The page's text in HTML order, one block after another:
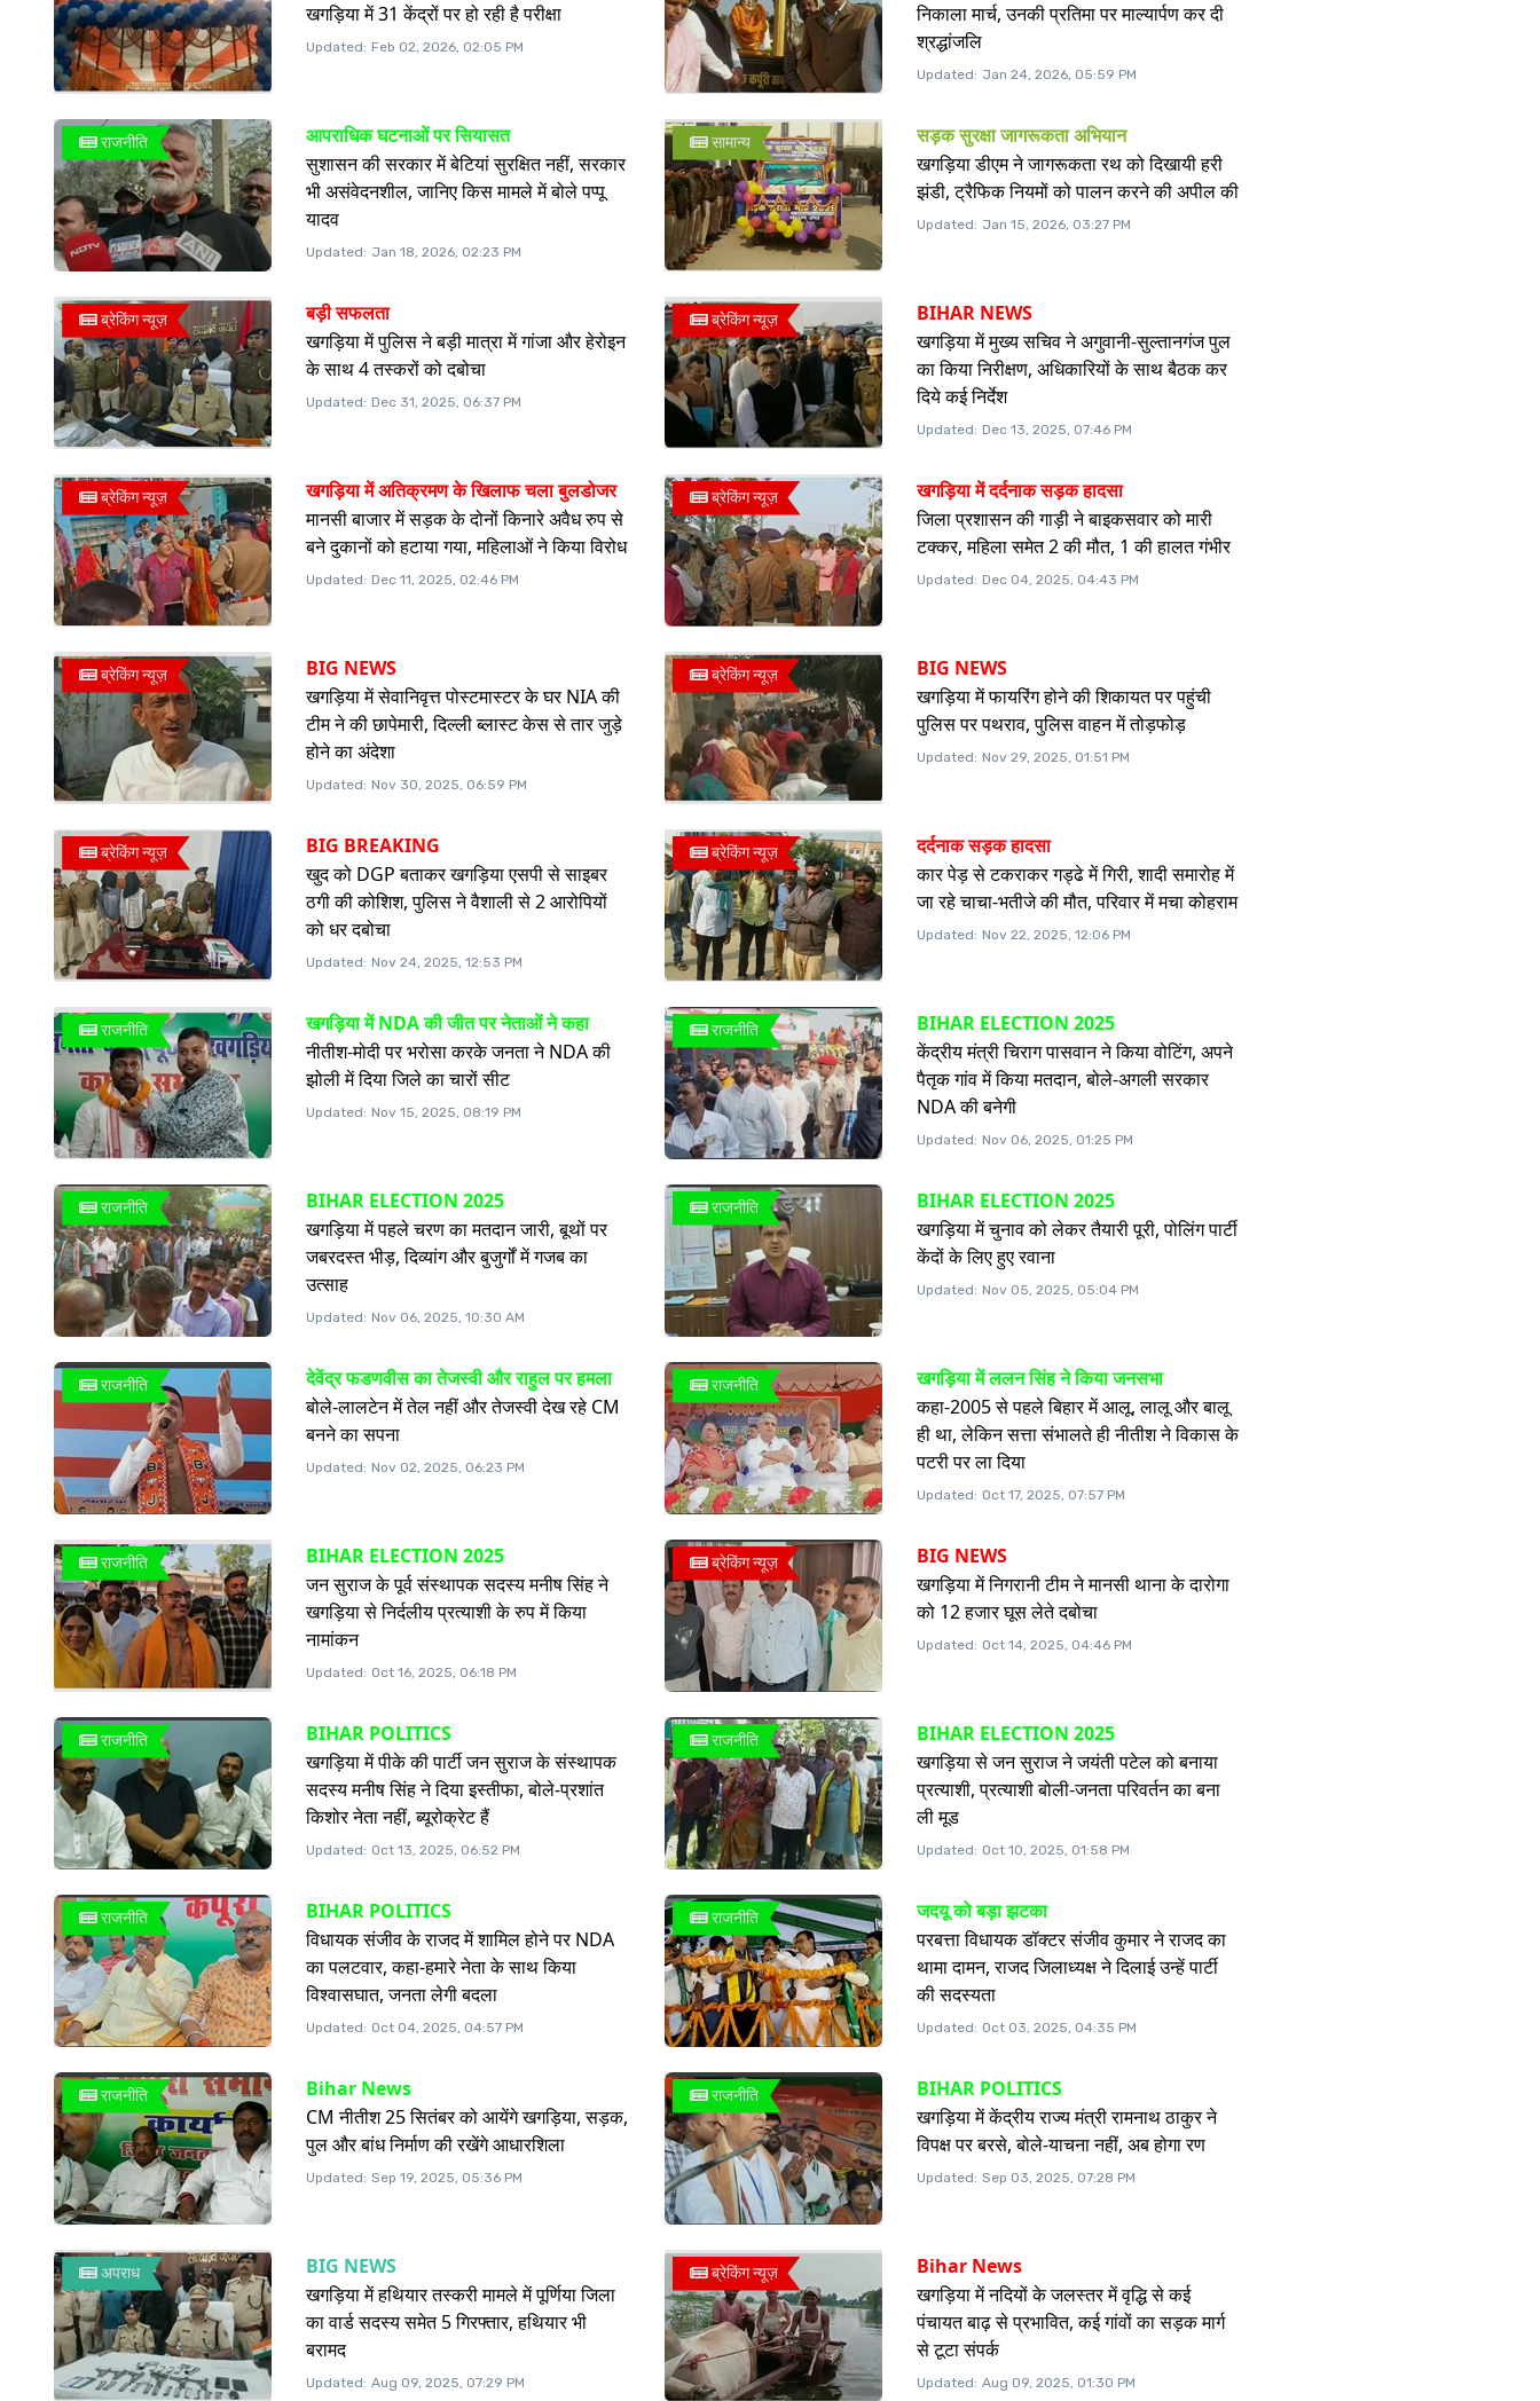
खगड़िया में 31 केंद्रों पर हो रही है परीक्षा
Updated: Feb 02, 2026, 02:05 PM
निकाला मार्च, उनकी प्रतिमा पर माल्यार्पण कर दी
श्रद्धांजलि
Updated: Jan 24, 2026, 05:59 PM
राजनीति
आपराधिक घटनाओं पर सियासत
सुशासन की सरकार में बेटियां सुरक्षित नहीं, सरकार
भी असंवेदनशील, जानिए किस मामले में बोले पप्पू
यादव
Updated: Jan 18, 2026, 02:23 PM
सामान्य
सड़क सुरक्षा जागरूकता अभियान
खगड़िया डीएम ने जागरूकता रथ को दिखायी हरी
झंडी, ट्रैफिक नियमों को पालन करने की अपील की
Updated: Jan 15, 2026, 03:27 PM
ब्रेकिंग न्यूज़
बड़ी सफलता
खगड़िया में पुलिस ने बड़ी मात्रा में गांजा और हेरोइन
के साथ 4 तस्करों को दबोचा
Updated: Dec 31, 2025, 06:37 PM
ब्रेकिंग न्यूज़
BIHAR NEWS
खगड़िया में मुख्य सचिव ने अगुवानी-सुल्तानगंज पुल
का किया निरीक्षण, अधिकारियों के साथ बैठक कर
दिये कई निर्देश
Updated: Dec 13, 2025, 07:46 PM
ब्रेकिंग न्यूज़
खगड़िया में अतिक्रमण के खिलाफ चला बुलडोजर
मानसी बाजार में सड़क के दोनों किनारे अवैध रुप से
बने दुकानों को हटाया गया, महिलाओं ने किया विरोध
Updated: Dec 11, 2025, 02:46 PM
ब्रेकिंग न्यूज़
खगड़िया में दर्दनाक सड़क हादसा
जिला प्रशासन की गाड़ी ने बाइकसवार को मारी
टक्कर, महिला समेत 2 की मौत, 1 की हालत गंभीर
Updated: Dec 04, 2025, 04:43 PM
ब्रेकिंग न्यूज़
BIG NEWS
खगड़िया में सेवानिवृत्त पोस्टमास्टर के घर NIA की
टीम ने की छापेमारी, दिल्ली ब्लास्ट केस से तार जुड़े
होने का अंदेशा
Updated: Nov 30, 2025, 06:59 PM
ब्रेकिंग न्यूज़
BIG NEWS
खगड़िया में फायरिंग होने की शिकायत पर पहुंची
पुलिस पर पथराव, पुलिस वाहन में तोड़फोड़
Updated: Nov 29, 2025, 01:51 PM
ब्रेकिंग न्यूज़
BIG BREAKING
खुद को DGP बताकर खगड़िया एसपी से साइबर
ठगी की कोशिश, पुलिस ने वैशाली से 2 आरोपियों
को धर दबोचा
Updated: Nov 24, 2025, 12:53 PM
ब्रेकिंग न्यूज़
दर्दनाक सड़क हादसा
कार पेड़ से टकराकर गड्ढे में गिरी, शादी समारोह में
जा रहे चाचा-भतीजे की मौत, परिवार में मचा कोहराम
Updated: Nov 22, 2025, 12:06 PM
राजनीति
खगड़िया में NDA की जीत पर नेताओं ने कहा
नीतीश-मोदी पर भरोसा करके जनता ने NDA की
झोली में दिया जिले का चारों सीट
Updated: Nov 15, 2025, 08:19 PM
राजनीति
BIHAR ELECTION 2025
केंद्रीय मंत्री चिराग पासवान ने किया वोटिंग, अपने
पैतृक गांव में किया मतदान, बोले-अगली सरकार
NDA की बनेगी
Updated: Nov 06, 2025, 01:25 PM
राजनीति
BIHAR ELECTION 2025
खगड़िया में पहले चरण का मतदान जारी, बूथों पर
जबरदस्त भीड़, दिव्यांग और बुजुर्गों में गजब का
उत्साह
Updated: Nov 06, 2025, 10:30 AM
राजनीति
BIHAR ELECTION 2025
खगड़िया में चुनाव को लेकर तैयारी पूरी, पोलिंग पार्टी
केंदों के लिए हुए रवाना
Updated: Nov 05, 2025, 05:04 PM
राजनीति
देवेंद्र फडणवीस का तेजस्वी और राहुल पर हमला
बोले-लालटेन में तेल नहीं और तेजस्वी देख रहे CM
बनने का सपना
Updated: Nov 02, 2025, 06:23 PM
राजनीति
खगड़िया में ललन सिंह ने किया जनसभा
कहा-2005 से पहले बिहार में आलू, लालू और बालू
ही था, लेकिन सत्ता संभालते ही नीतीश ने विकास के
पटरी पर ला दिया
Updated: Oct 17, 2025, 07:57 PM
राजनीति
BIHAR ELECTION 2025
जन सुराज के पूर्व संस्थापक सदस्य मनीष सिंह ने
खगड़िया से निर्दलीय प्रत्याशी के रुप में किया
नामांकन
Updated: Oct 16, 2025, 06:18 PM
ब्रेकिंग न्यूज़
BIG NEWS
खगड़िया में निगरानी टीम ने मानसी थाना के दारोगा
को 12 हजार घूस लेते दबोचा
Updated: Oct 14, 2025, 04:46 PM
राजनीति
BIHAR POLITICS
खगड़िया में पीके की पार्टी जन सुराज के संस्थापक
सदस्य मनीष सिंह ने दिया इस्तीफा, बोले-प्रशांत
किशोर नेता नहीं, ब्यूरोक्रेट हैं
Updated: Oct 13, 2025, 06:52 PM
राजनीति
BIHAR ELECTION 2025
खगड़िया से जन सुराज ने जयंती पटेल को बनाया
प्रत्याशी, प्रत्याशी बोली-जनता परिवर्तन का बना
ली मूड
Updated: Oct 10, 2025, 01:58 PM
राजनीति
BIHAR POLITICS
विधायक संजीव के राजद में शामिल होने पर NDA
का पलटवार, कहा-हमारे नेता के साथ किया
विश्वासघात, जनता लेगी बदला
Updated: Oct 04, 2025, 04:57 PM
राजनीति
जदयू को बड़ा झटका
परबत्ता विधायक डॉक्टर संजीव कुमार ने राजद का
थामा दामन, राजद जिलाध्यक्ष ने दिलाई उन्हें पार्टी
की सदस्यता
Updated: Oct 03, 2025, 04:35 PM
राजनीति
Bihar News
CM नीतीश 25 सितंबर को आयेंगे खगड़िया, सड़क,
पुल और बांध निर्माण की रखेंगे आधारशिला
Updated: Sep 19, 2025, 05:36 PM
राजनीति
BIHAR POLITICS
खगड़िया में केंद्रीय राज्य मंत्री रामनाथ ठाकुर ने
विपक्ष पर बरसे, बोले-याचना नहीं, अब होगा रण
Updated: Sep 03, 2025, 07:28 PM
अपराध
BIG NEWS
खगड़िया में हथियार तस्करी मामले में पूर्णिया जिला
का वार्ड सदस्य समेत 5 गिरफ्तार, हथियार भी
बरामद
Updated: Aug 09, 2025, 07:29 PM
ब्रेकिंग न्यूज़
Bihar News
खगड़िया में नदियों के जलस्तर में वृद्धि से कई
पंचायत बाढ़ से प्रभावित, कई गांवों का सड़क मार्ग
से टूटा संपर्क
Updated: Aug 09, 2025, 01:30 PM